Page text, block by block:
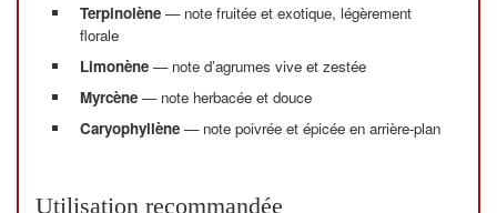
Terpinolène — note fruitée et exotique, légèrement
florale
Limonène — note d’agrumes vive et zestée
Myrcène — note herbacée et douce
Caryophyllène — note poivrée et épicée en arrière-plan
Utilisation recommandée